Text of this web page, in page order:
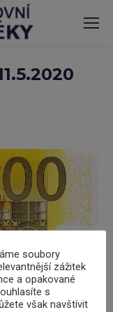
soubory
zážitek
a opakované
s
však navštívit